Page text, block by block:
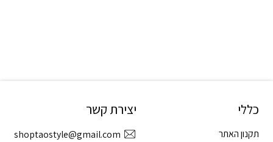
כללי
תקנון האתר
יצירת קשר
shoptaostyle@gmail.com